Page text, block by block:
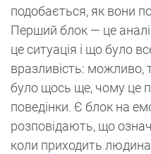
подобається, як вони
Перший блок — це
це ситуація і що було
вразливість:
було щось ще, чому це
поведінки. Є блок на
розповідають, що
коли приходить